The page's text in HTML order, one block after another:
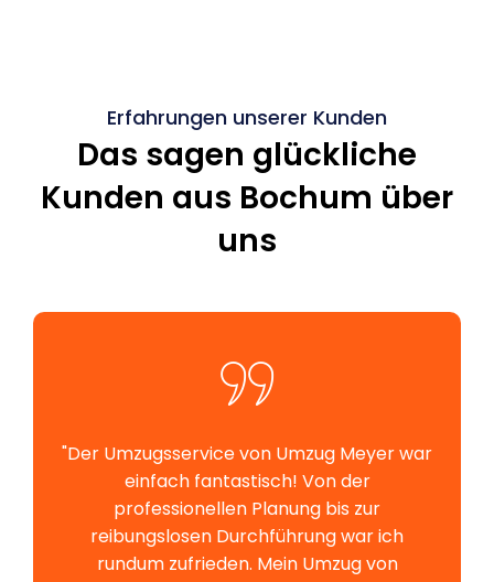
Erfahrungen unserer Kunden
Das sagen glückliche
Kunden aus Bochum über
uns
"Der Umzugsservice von Umzug Meyer war
einfach fantastisch! Von der
professionellen Planung bis zur
reibungslosen Durchführung war ich
rundum zufrieden. Mein Umzug von